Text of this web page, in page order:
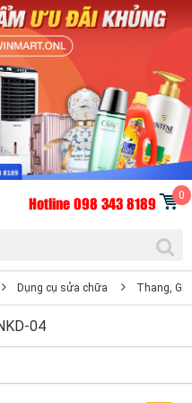
Hotline 098 343 8189 0
Dụng cụ sửa chữa Thang,
04